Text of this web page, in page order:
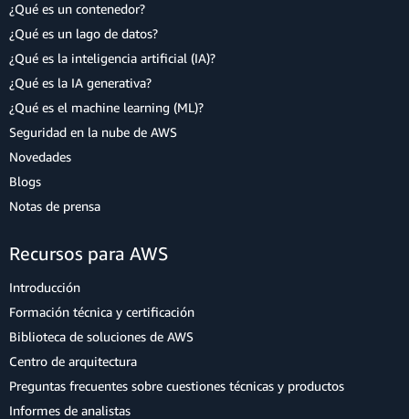
¿Qué es un contenedor?
¿Qué es un lago de datos?
¿Qué es la inteligencia artificial (IA)?
¿Qué es la IA generativa?
¿Qué es el machine learning (ML)?
Seguridad en la nube de AWS
Novedades
Blogs
Notas de prensa
Recursos para AWS
Introducción
Formación técnica y certificación
Biblioteca de soluciones de AWS
Centro de arquitectura
Preguntas frecuentes sobre cuestiones técnicas y productos
Informes de analistas